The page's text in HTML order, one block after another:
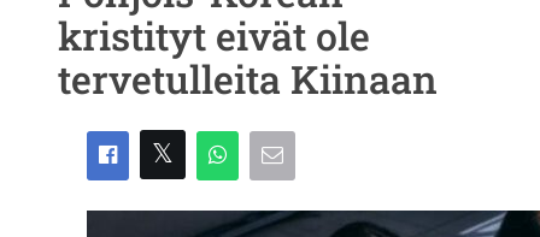
kristityt eivät ole
tervetulleita Kiinaan